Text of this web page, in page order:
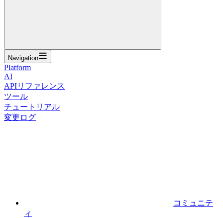
Navigation
Platform
AI
APIリファレンス
ツール
チュートリアル
変更ログ
コミュニテ
ィ